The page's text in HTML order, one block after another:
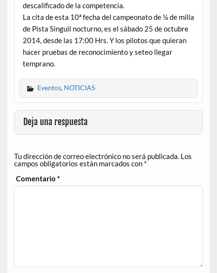
descalificado de la competencia.
La cita de esta 10ª fecha del campeonato de ¼ de milla
de Pista Singuil nocturno, es el sábado 25 de octubre
2014, desde las 17:00 Hrs. Y los pilotos que quieran
hacer pruebas de reconocimiento y seteo llegar
temprano.
Eventos, NOTICIAS
Deja una respuesta
Tu dirección de correo electrónico no será publicada. Los
campos obligatorios están marcados con *
Comentario*